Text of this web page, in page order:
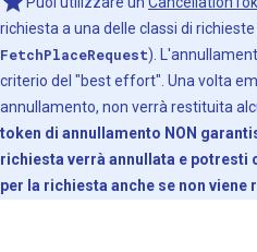
richiesta a una delle classi di
FetchPlaceRequest).
criterio del "best effort". Una volta
annullamento, non verrà restituita
token di annullamento NON
richiesta verrà annullata e potresti
per la richiesta anche se non